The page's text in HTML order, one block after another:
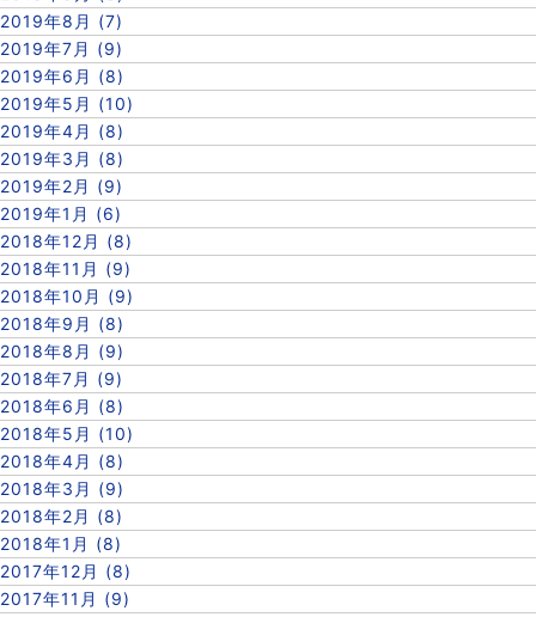
2019年8月 (7)
2019年7月 (9)
2019年6月 (8)
2019年5月 (10)
2019年4月 (8)
2019年3月 (8)
2019年2月 (9)
2019年1月 (6)
2018年12月 (8)
2018年11月 (9)
2018年10月 (9)
2018年9月 (8)
2018年8月 (9)
2018年7月 (9)
2018年6月 (8)
2018年5月 (10)
2018年4月 (8)
2018年3月 (9)
2018年2月 (8)
2018年1月 (8)
2017年12月 (8)
2017年11月 (9)